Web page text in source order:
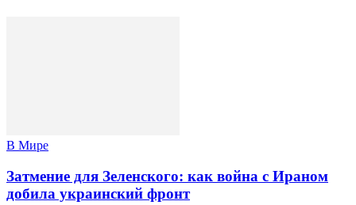
В Мире
Затмение для Зеленского: как война с Ираном
добила украинский фронт